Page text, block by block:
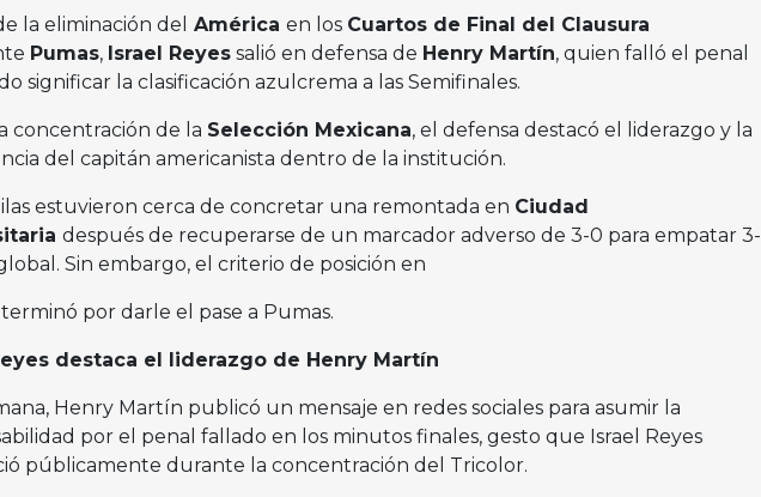
la eliminación del América en los Cuartos de Final del Clausura
Pumas, Israel Reyessalió en defensa de Henry Martín, quien falló el penal
significar la clasificación azulcrema a las Semifinales.
concentración de la Selección Mexicana, el defensa destacó el liderazgo y la
del capitán americanista dentro de la institución.
estuvieron cerca de concretar una remontada en Ciudad
después de recuperarse de un marcador adverso de 3-0 para empatar 3-
Sin embargo, el criterio de posición en
terminó por darle el pase a Pumas.
destaca el liderazgo de Henry Martín
Henry Martín publicó un mensaje en redes sociales para asumir la
por el penal fallado en los minutos finales, gesto que Israel Reyes
públicamente durante la concentración del Tricolor.